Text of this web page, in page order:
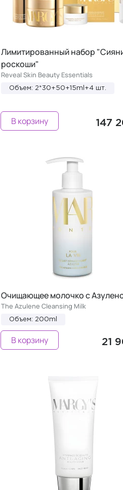
Лимитированный набор
роскоши"
Reveal Skin Beauty Essentials
Объем: 2*30+50+15ml+4 шт.
147
В корзину
Очищающее молочко с
The Azulene Cleansing Milk
Объем: 200ml
21
В корзину